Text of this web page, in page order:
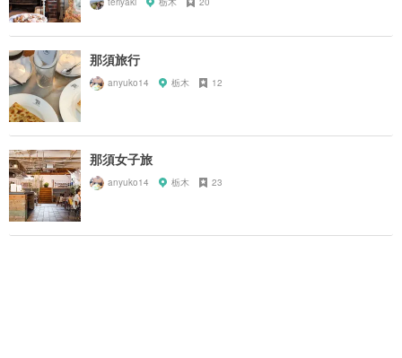
那須旅行
anyuko14 栃木 12
那須女子旅
anyuko14 栃木 23